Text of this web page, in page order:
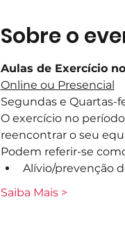
Sobre o
Aulas de Exercício
Online ou Presencial
Segundas e Quartas-
O exercício no
reencontrar o seu
Podem referir-se
Alívio/prevenção
Saiba Mais >